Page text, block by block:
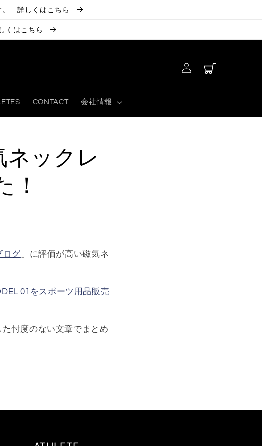
。 詳しくはこちら
くはこちら
CONTACT 会社情報
グ
イ
ー
ネックレ
！
ログ」に評価が高い磁気ネ
01をスポーツ用品販売
忖度のない文章でまとめ